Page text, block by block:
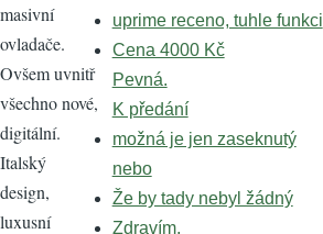
masivní
ovladače.
Ovšem uvnitř
všechno nové,
digitální.
Italský
design,
luxusní
uprime receno, tuhle funkci
Cena 4000 Kč
Pevná.
K předání
možná je jen zaseknutý
nebo
Že by tady nebyl žádný
Zdravím,